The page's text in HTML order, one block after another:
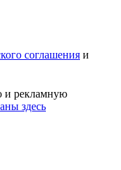
соглашения и
и рекламную
здесь